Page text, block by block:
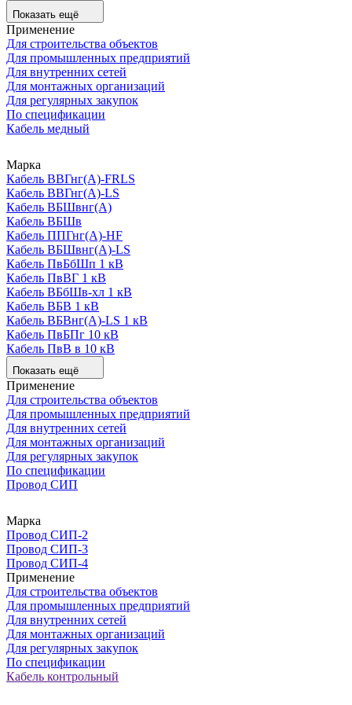
Показать ещё
Применение
Для строительства объектов
Для промышленных предприятий
Для внутренних сетей
Для монтажных организаций
Для регулярных закупок
По спецификации
Кабель медный
Марка
Кабель ВВГнг(А)-FRLS
Кабель ВВГнг(А)-LS
Кабель ВБШвнг(А)
Кабель ВБШв
Кабель ППГнг(А)-HF
Кабель ВБШвнг(А)-LS
Кабель ПвБбШп 1 кВ
Кабель ПвВГ 1 кВ
Кабель ВБбШв-хл 1 кВ
Кабель ВБВ 1 кВ
Кабель ВБВнг(А)-LS 1 кВ
Кабель ПвБПг 10 кВ
Кабель ПвВ в 10 кВ
Показать ещё
Применение
Для строительства объектов
Для промышленных предприятий
Для внутренних сетей
Для монтажных организаций
Для регулярных закупок
По спецификации
Провод СИП
Марка
Провод СИП-2
Провод СИП-3
Провод СИП-4
Применение
Для строительства объектов
Для промышленных предприятий
Для внутренних сетей
Для монтажных организаций
Для регулярных закупок
По спецификации
Кабель контрольный